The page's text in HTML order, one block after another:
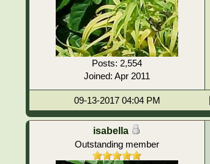
Posts: 2,554
Joined: Apr 2011
09-13-2017 04:04 PM
isabella
Outstanding member